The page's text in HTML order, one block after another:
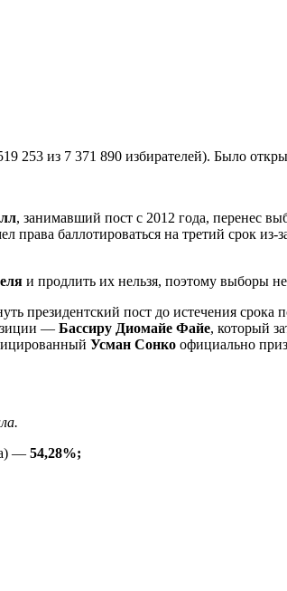
253 из 7 371 890 избирателей). Было
, занимавший пост с 2012 года, перенес
баллотироваться на третий срок из-
и продлить их нельзя, поэтому выборы
президентский пост до истечения срока
— Бассиру Диомайе Файе, который
Усман Сонко официально
— 54,28%;